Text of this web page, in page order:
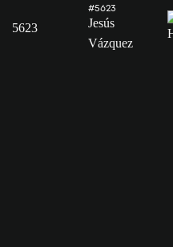
5623
#5623
Jesús
Vázquez